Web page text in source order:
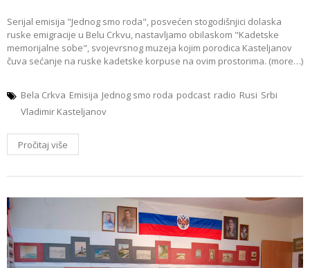
Serijal emisija "Jednog smo roda", posvećen stogodišnjici dolaska
ruske emigracije u Belu Crkvu, nastavljamo obilaskom "Kadetske
memorijalne sobe", svojevrsnog muzeja kojim porodica Kasteljanov
čuva sećanje na ruske kadetske korpuse na ovim prostorima. (more…)
Bela Crkva Emisija Jednog smo roda podcast radio Rusi Srbi
Vladimir Kasteljanov
Pročitaj više